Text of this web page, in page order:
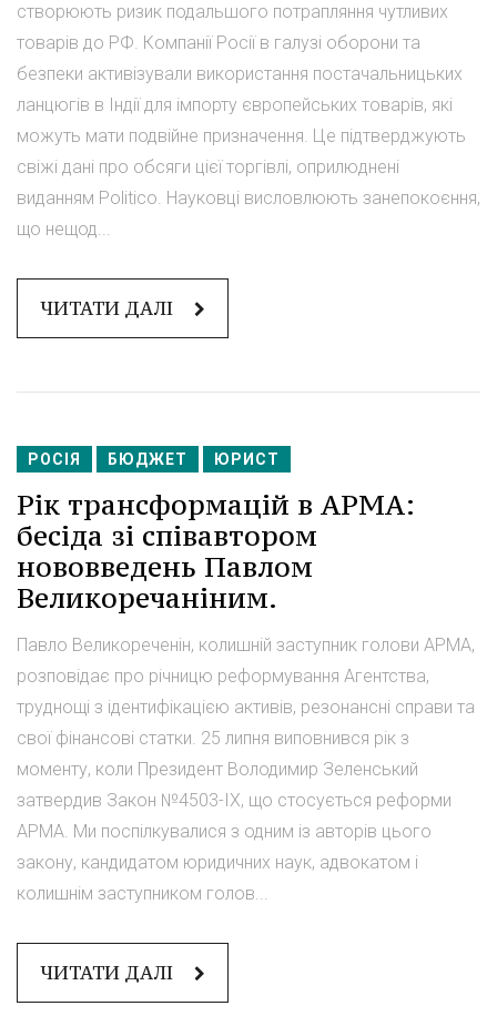
створюють ризик подальшого потрапляння чутливих
товарів до РФ. Компанії Росії в галузі оборони та
безпеки активізували використання постачальницьких
ланцюгів в Індії для імпорту європейських товарів, які
можуть мати подвійне призначення. Це підтверджують
свіжі дані про обсяги цієї торгівлі, оприлюднені
виданням Politico. Науковці висловлюють занепокоєння,
що нещод...
ЧИТАТИ ДАЛІ
РОСІЯ БЮДЖЕТ ЮРИСТ
Рік трансформацій в АРМА:
бесіда зі співавтором
нововведень Павлом
Великоречаніним.
Павло Великореченін, колишній заступник голови АРМА,
розповідає про річницю реформування Агентства,
труднощі з ідентифікацією активів, резонансні справи та
свої фінансові статки. 25 липня виповнився рік з
моменту, коли Президент Володимир Зеленський
затвердив Закон №4503-IX, що стосується реформи
АРМА. Ми поспілкувалися з одним із авторів цього
закону, кандидатом юридичних наук, адвокатом і
колишнім заступником голов...
ЧИТАТИ ДАЛІ